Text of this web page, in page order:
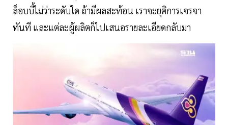
ล็อบบี้ไม่ว่าระดับใด ถ้ามีผลสะท้อน เราจะยุติการเจรจา
ทันที และแต่ละผู้ผลิตก็ไปเสนอรายละเอียดกลับมา